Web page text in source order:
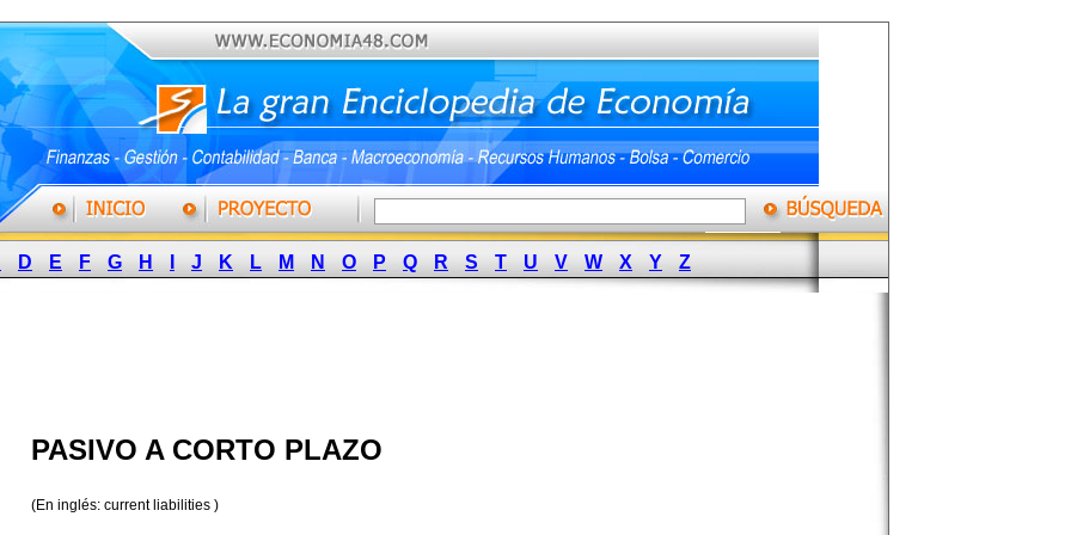
D E F G H J K L M N O P Q R S T U V W X Y Z
PASIVO A CORTO PLAZO
(En inglés: current liabilities )